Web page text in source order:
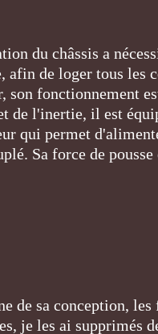
du châssis a
afin de loger tous les
son fonctionnement
de l'inertie, il est
qui permet
Sa force de
de sa conception, les
je les ai supprimés